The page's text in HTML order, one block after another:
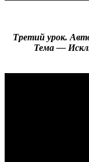
Третий урок.
Тема —